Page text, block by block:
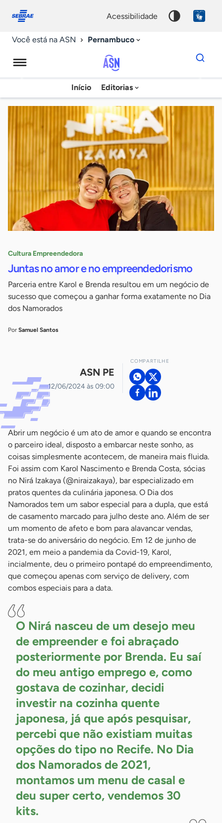
conosco
acessibilidade
Você está na ASN Pernambuco
Agência
Sebrae
de
Notícias
Início Editorias
Dados
para
chave
Cultura Empreendedora
Juntas no amor e no empreendedorismo
Parceria entre Karol e Brenda resultou em um negócio de
sucesso que começou a ganhar forma exatamente no Dia
dos Namorados
Por Samuel Santos
ASN PE
12/06/2024 às 09:00
COMPARTILHE
Abrir um negócio é um ato de amor e quando se encontra
o parceiro ideal, disposto a embarcar neste sonho, as
coisas simplesmente acontecem, de maneira mais fluida.
Foi assim com Karol Nascimento e Brenda Costa, sócias
no Nirá Izakaya (@niraizakaya), bar especializado em
pratos quentes da culinária japonesa. O Dia dos
Namorados tem um sabor especial para a dupla, que está
de casamento marcado para julho deste ano. Além de ser
um momento de afeto e bom para alavancar vendas,
trata-se do aniversário do negócio. Em 12 de junho de
2021, em meio a pandemia da Covid-19, Karol,
incialmente, deu o primeiro pontapé do empreendimento,
que começou apenas com serviço de delivery, com
combos especiais para a data.
O Nirá nasceu de um desejo meu
de empreender e foi abraçado
posteriormente por Brenda. Eu saí
do meu antigo emprego e, como
gostava de cozinhar, decidi
investir na cozinha quente
japonesa, já que após pesquisar,
percebi que não existiam muitas
opções do tipo no Recife. No Dia
dos Namorados de 2021,
montamos um menu de casal e
deu super certo, vendemos 30
kits.